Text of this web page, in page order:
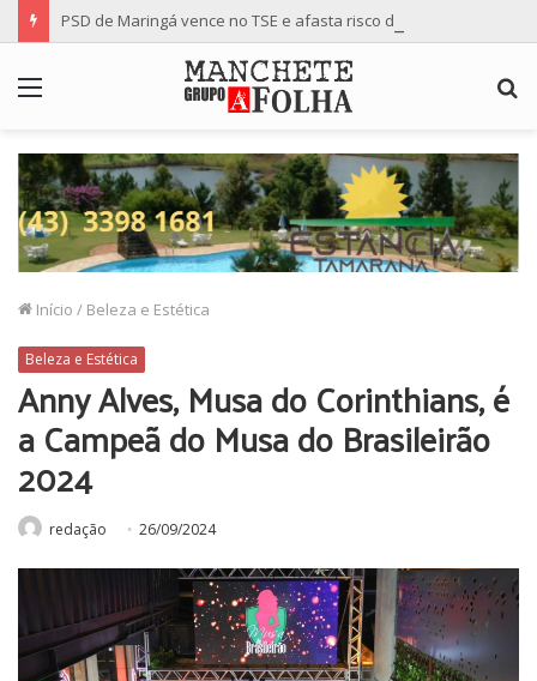
Início / Beleza e Estética
Beleza e Estética
Anny Alves, Musa do Corinthians, é
a Campeã do Musa do Brasileirão
2024
redação 26/09/2024